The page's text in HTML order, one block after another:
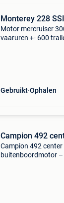
Monterey 228 SSI
Motor mercruiser
vaaruren +- 600
Gebruikt Ophalen
Campion 492
Campion 492
buitenboordmotor